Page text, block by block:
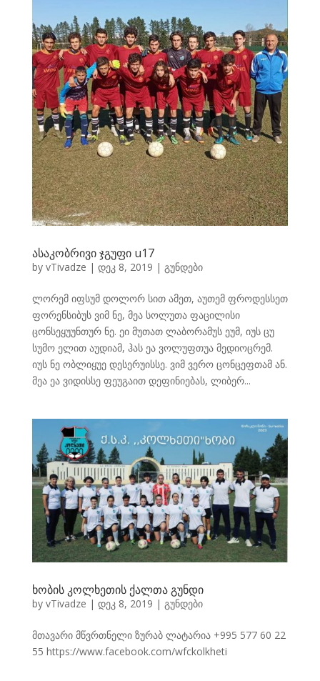
ასაკობრივი ჯგუფი u17
by vTivadze | დეკ 8, 2019 | გუნდები
ლორემ იფსუმ დოლორ სით ამეთ, აუთემ ფროდესსეთ
ფორენსიბუს ვიმ ნე, მეა სოლუთა ფაცილისი
ცონსეყუუნთურ ნე. ეი მუთათ ლაბორამუს ეუმ, იუს ცუ
სუმო ელით აუდიამ, ჰას ეა ვოლუფთუა მედიოცრემ.
იუს ნე ობლიყუე დესერუისსე. ვიმ ვერო ცონცეფთამ ან.
მეა ეა ვიდისსე ფეუგაით დეფინიებას, ლიბერ...
ხობის კოლხეთის ქალთა გუნდი
by vTivadze | დეკ 8, 2019 | გუნდები
მთავარი მწვრთნელი ზურაბ ლატარია +995 577 60 22
55 https://www.facebook.com/wfckolkheti